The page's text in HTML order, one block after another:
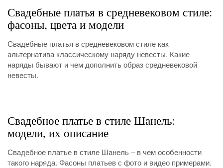
Свадебные платья в средневековом стиле:
фасоны, цвета и модели
Свадебные платья в средневековом стиле как
альтернатива классическому наряду невесты. Какие
наряды бывают и чем дополнить образ средневековой
невесты.
Свадебное платье в стиле Шанель:
модели, их описание
Свадебное платье в стиле Шанель – в чем особенности
такого наряда. Фасоны платьев с фото и видео примерами.